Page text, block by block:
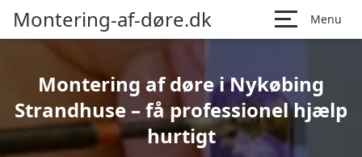
Montering-af-døre.dk Menu
Montering af døre i Nykøbing
Strandhuse – få professionel hjælp
hurtigt